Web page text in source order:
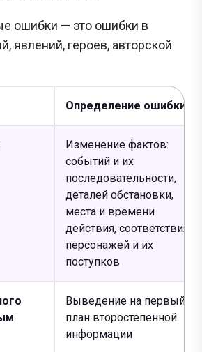
ошибки — это ошибки в
явлений, героев, авторской
Определение ошибки
Изменение фактов:
событий и их
последовательности,
деталей обстановки,
места и времени
действия, соответствия
персонажей и их
поступков
Выведение на первый
план второстепенной
информации
ЕГЭ в Telegram
*
и получай бесплатно
с Дальнего востока!